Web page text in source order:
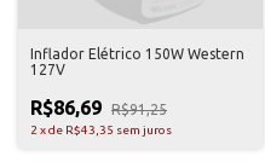
Inflador Elétrico 150W Western
127V
R$86,69 R$91,25
2 xde R$43,35 sem juros